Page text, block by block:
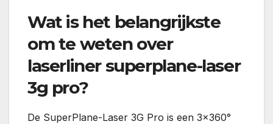
Wat is het belangrijkste
om te weten over
laserliner superplane-laser
3g pro?
De SuperPlane-Laser 3G Pro is een 3×360°